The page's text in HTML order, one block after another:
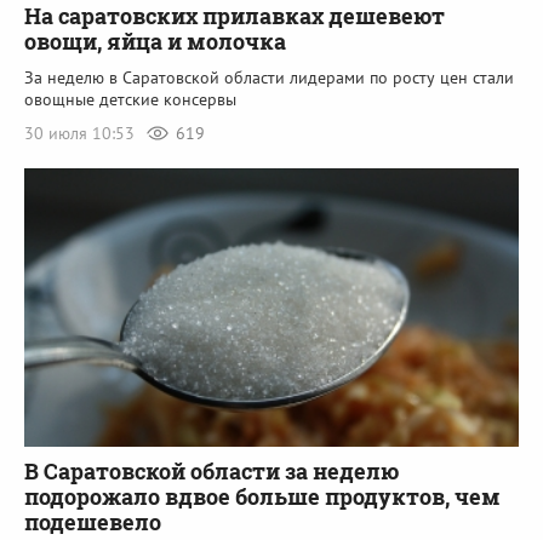
На саратовских прилавках дешевеют
овощи, яйца и молочка
За неделю в Саратовской области лидерами по росту цен стали
овощные детские консервы
30 июля 10:53
619
В Саратовской области за неделю
подорожало вдвое больше продуктов, чем
подешевело